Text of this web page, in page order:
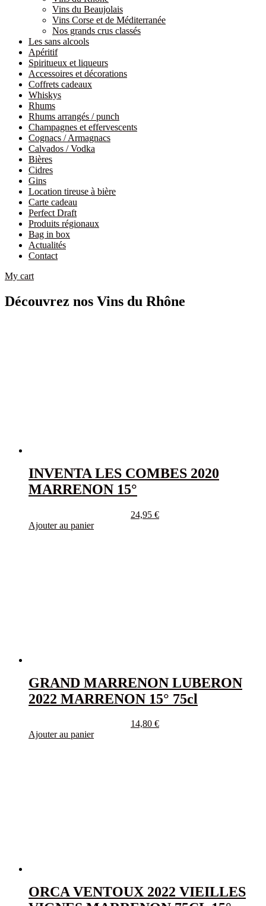
Vins du Beaujolais
Vins Corse et de Méditerranée
Nos grands crus classés
Les sans alcools
Apéritif
Spiritueux et liqueurs
Accessoires et décorations
Coffrets cadeaux
Whiskys
Rhums
Rhums arrangés / punch
Champagnes et effervescents
Cognacs / Armagnacs
Calvados / Vodka
Bières
Cidres
Gins
Location tireuse à bière
Carte cadeau
Perfect Draft
Produits régionaux
Bag in box
Actualités
Contact
My cart
Découvrez nos Vins du Rhône
INVENTA LES COMBES 2020
MARRENON 15°
24,95 €
Ajouter au panier
GRAND MARRENON LUBERON
2022 MARRENON 15° 75cl
14,80 €
Ajouter au panier
ORCA VENTOUX 2022 VIEILLES